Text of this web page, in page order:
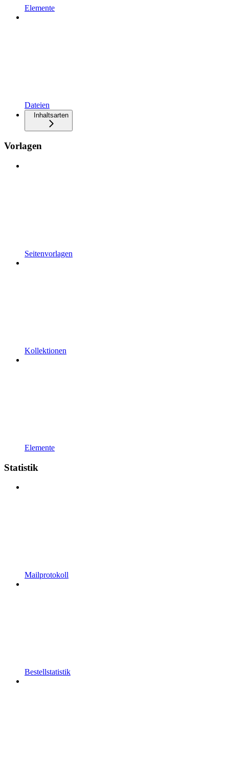
Elemente
Dateien
Inhaltsarten
Vorlagen
Seitenvorlagen
Kollektionen
Elemente
Statistik
Mailprotokoll
Bestellstatistik